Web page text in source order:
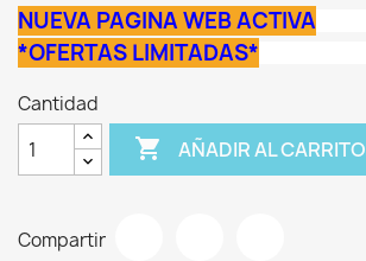
NUEVA PAGINA WEB ACTIVA
*OFERTAS LIMITADAS*
Cantidad
 AÑADIR AL CARRITO
Compartir